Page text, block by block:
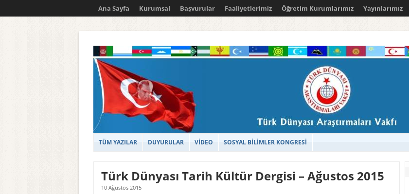
Ana Sayfa Kurumsal Başvurular Faaliyetlerimiz Öğretim Kurumlarımız Yayınlarımız
TÜM YAZILAR DUYURULAR VİDEO SOSYAL BİLİMLER KONGRESİ
Türk Dünyası Tarih Kültür Dergisi – Ağustos 2015
10 Ağustos 2015